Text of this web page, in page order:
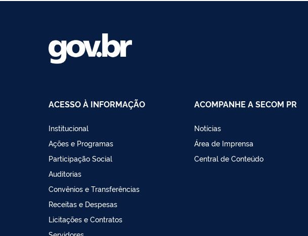
ACESSO À INFORMAÇÃO
Institucional
Ações e Programas
Participação Social
Auditorias
Convênios e Transferências
Receitas e Despesas
Licitações e Contratos
ACOMPANHE A SECOM PR
Notícias
Área de Imprensa
Central de Conteúdo